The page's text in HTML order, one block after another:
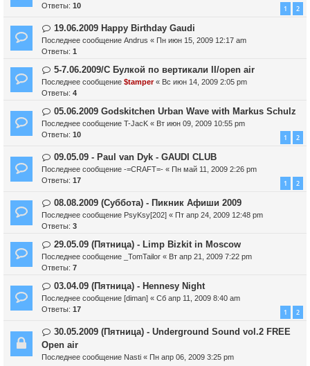
Ответы: 10 1 2
19.06.2009 Happy Birthday Gaudi
Последнее сообщение Andrus « Пн июн 15, 2009 12:17 am
Ответы: 1
5-7.06.2009/С Булкой по вертикали II/open air
Последнее сообщение $tamper« Вс июн 14, 2009 2:05 pm
Ответы: 4
05.06.2009 Godskitchen Urban Wave with Markus Schulz
Последнее сообщение T-JacK « Вт июн 09, 2009 10:55 pm
Ответы: 10 1 2
09.05.09 - Paul van Dyk - GAUDI CLUB
Последнее сообщение -=CRAFT=- « Пн май 11, 2009 2:26 pm
Ответы: 17 1 2
08.08.2009 (Суббота) - Пикник Афиши 2009
Последнее сообщение PsyKsy[202] « Пт апр 24, 2009 12:48 pm
Ответы: 3
29.05.09 (Пятница) - Limp Bizkit in Moscow
Последнее сообщение _TomTailor « Вт апр 21, 2009 7:22 pm
Ответы: 7
03.04.09 (Пятница) - Hennesy Night
Последнее сообщение [diman] « Сб апр 11, 2009 8:40 am
Ответы: 17 1 2
30.05.2009 (Пятница) - Underground Sound vol.2 FREE
Open air
Последнее сообщение Nasti « Пн апр 06, 2009 3:25 pm